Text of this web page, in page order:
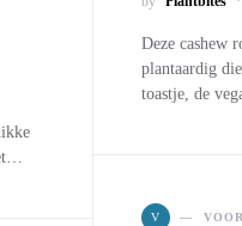
Deze cashew
plantaardig
toastje, de
V